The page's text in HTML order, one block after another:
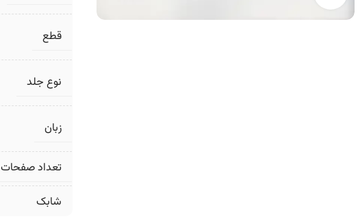
قطع
نوع جلد
زبان
تعداد صفحات
شابک